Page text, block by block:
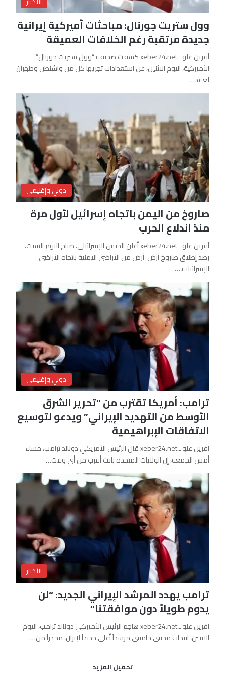
وول ستريت جورنال: مباحثات أميركية إيرانية
جديدة مرتقبة رغم الخلافات العميقة
آفرين علو ـ xeber24.net كشفت صحيفة “وول ستريت جورنال”
الأميركية، اليوم الاثنين، عن استعدادات تجريها كل من واشنطن وطهران
لعقد…
دولي وإقليمي
صاروخ من اليمن باتجاه إسرائيل لأول مرة
منذ اندلاع الحرب
آفرين علو ـ xeber24.net أعلن الجيش الإسرائيلي، صباح اليوم السبت،
رصد إطلاق صاروخ أرض-أرض من الأراضي اليمنية باتجاه الأراضي
الإسرائيلية،…
دولي وإقليمي
ترامب: أمريكا تقترب من “تحرير الشرق
الأوسط من التهديد الإيراني” ويدعو لتوسيع
الاتفاقات الإبراهيمية
آفرين علو ـ xeber24.net قال الرئيس الأمريكي دونالد ترامب، مساء
أمس الجمعة، إن الولايات المتحدة باتت أقرب من أي وقت…
الأخبار
ترامب يهدد المرشد الإيراني الجديد: “لن
يدوم طويلاً دون موافقتنا”
آفرين علو ـ xeber24.net هاجم الرئيس الأميركي دونالد ترامب، اليوم
الاثنين، انتخاب مجتبى خامنئي مرشداً أعلى جديداً لإيران، محذراً من…
تحميل المزيد